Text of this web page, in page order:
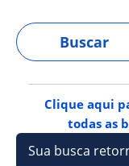
Clique aqui
todas as
Sua busca